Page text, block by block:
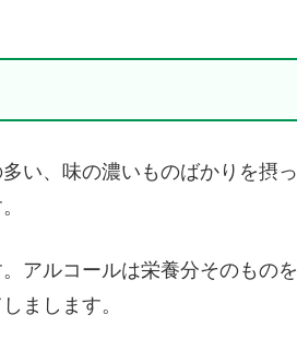
い、味の濃いものばかりを摂っ
アルコールは栄養分そのものを
まします。